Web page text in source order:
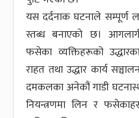
यस दर्दनाक घटनाले
स्तब्ध बनाएको छ।
फसेका व्यक्तिहरूको
राहत तथा उद्धार कार्य
दमकलका अनेकौं गाडी
नियन्त्रणमा लिन र